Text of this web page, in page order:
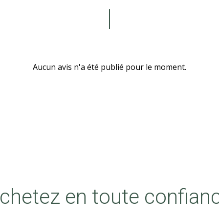
Aucun avis n'a été publié pour le moment.
en toute